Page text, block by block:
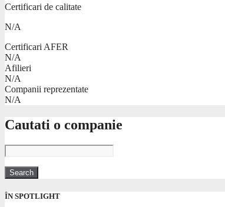
Certificari de calitate
N/A
Certificari AFER
N/A
Afilieri
N/A
Companii reprezentate
N/A
Cautati o companie
ÎN SPOTLIGHT